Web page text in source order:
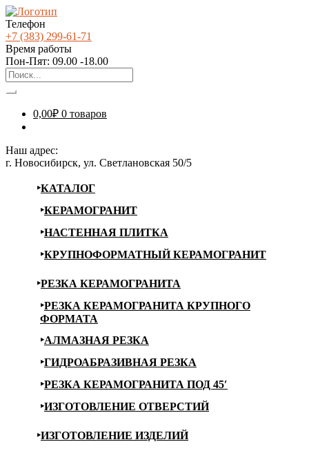
Телефон
+7 (383) 299-61-71
Время работы
Пон-Пят: 09.00 -18.00
0,00₽ 0 товаров
Наш адрес:
г. Новосибирск, ул. Светлановская 50/5
КАТАЛОГ
КЕРАМОГРАНИТ
НАСТЕННАЯ ПЛИТКА
КРУПНОФОРМАТНЫЙ КЕРАМОГРАНИТ
РЕЗКА КЕРАМОГРАНИТА
РЕЗКА КЕРАМОГРАНИТА КРУПНОГО
ФОРМАТА
АЛМАЗНАЯ РЕЗКА
ГИДРОАБРАЗИВНАЯ РЕЗКА
РЕЗКА КЕРАМОГРАНИТА ПОД 45′
ИЗГОТОВЛЕНИЕ ОТВЕРСТИЙ
ИЗГОТОВЛЕНИЕ ИЗДЕЛИЙ